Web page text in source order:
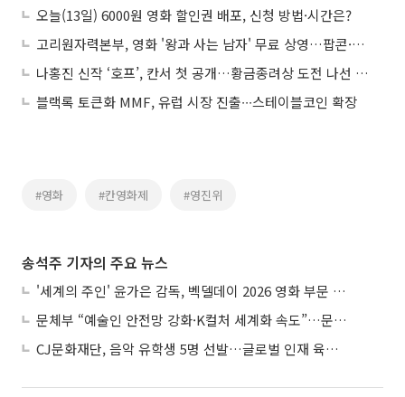
오늘(13일) 6000원 영화 할인권 배포, 신청 방법·시간은?
고리원자력본부, 영화 '왕과 사는 남자' 무료 상영…팝콘·음료도 제공
나홍진 신작 ‘호프’, 칸서 첫 공개…황금종려상 도전 나선 韓영화
블랙록 토큰화 MMF, 유럽 시장 진출∙∙∙스테이블코인 확장
#영화 #칸영화제 #영진위
송석주 기자의 주요 뉴스
'세계의 주인' 윤가은 감독, 벡델데이 2026 영화 부문 벡델리안 감독 선정
문체부 “예술인 안전망 강화·K컬처 세계화 속도”…문화강국 청사진 제시
CJ문화재단, 음악 유학생 5명 선발…글로벌 인재 육성 지원